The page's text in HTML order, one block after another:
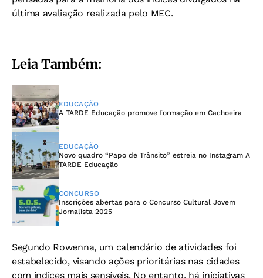
última avaliação realizada pelo MEC.
Leia Também:
EDUCAÇÃO
A TARDE Educação promove formação em Cachoeira
EDUCAÇÃO
Novo quadro “Papo de Trânsito” estreia no Instagram A
TARDE Educação
CONCURSO
Inscrições abertas para o Concurso Cultural Jovem
Jornalista 2025
Segundo Rowenna, um calendário de atividades foi
estabelecido, visando ações prioritárias nas cidades
com índices mais sensíveis. No entanto, há iniciativas